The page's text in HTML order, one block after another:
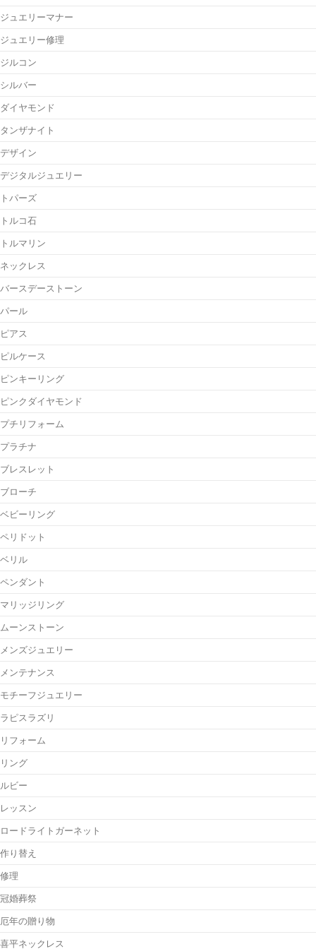
ジュエリーマナー
ジュエリー修理
ジルコン
シルバー
ダイヤモンド
タンザナイト
デザイン
デジタルジュエリー
トパーズ
トルコ石
トルマリン
ネックレス
バースデーストーン
パール
ピアス
ピルケース
ピンキーリング
ピンクダイヤモンド
プチリフォーム
プラチナ
ブレスレット
ブローチ
ベビーリング
ペリドット
ベリル
ペンダント
マリッジリング
ムーンストーン
メンズジュエリー
メンテナンス
モチーフジュエリー
ラピスラズリ
リフォーム
リング
ルビー
レッスン
ロードライトガーネット
作り替え
修理
冠婚葬祭
厄年の贈り物
喜平ネックレス